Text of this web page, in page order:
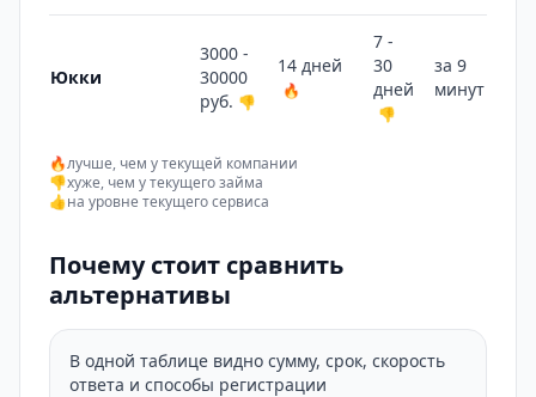
Юкки
3000 -
30000
руб. 👎
14 дней
🔥
7 -
30
дней
👎
за 9
минут
🔥лучше, чем у текущей компании
👎хуже, чем у текущего займа
👍на уровне текущего сервиса
Почему стоит сравнить
альтернативы
В одной таблице видно сумму, срок, скорость
ответа и способы регистрации